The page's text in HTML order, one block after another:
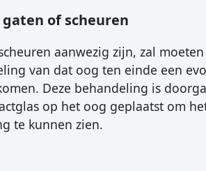
of scheuren
aanwezig zijn, zal
van dat oog ten einde een
Deze behandeling is
op het oog geplaatst om
te kunnen zien.